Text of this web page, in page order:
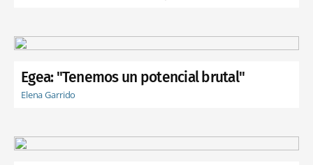
Egea: "Tenemos un potencial brutal"
Elena Garrido